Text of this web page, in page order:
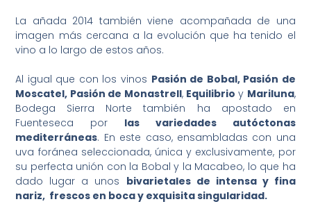
La añada 2014 también viene acompañada de una
imagen más cercana a la evolución que ha tenido el
vino a lo largo de estos años.
Al igual que con los vinos Pasión de Bobal, Pasión de
Moscatel, Pasión de Monastrell, Equilibrio y Mariluna,
Bodega Sierra Norte también ha apostado en
Fuenteseca por las variedades autóctonas
mediterráneas. En este caso, ensambladas con una
uva foránea seleccionada, única y exclusivamente, por
su perfecta unión con la Bobal y la Macabeo, lo que ha
dado lugar a unos bivarietales de intensa y fina
nariz, frescos en boca y exquisita singularidad.